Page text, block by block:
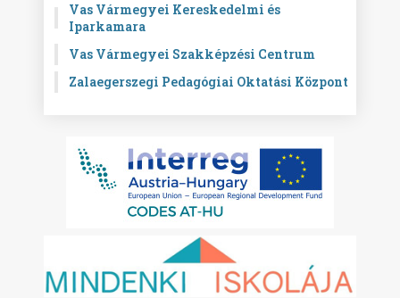
Vas Vármegyei Kereskedelmi és
Iparkamara
Vas Vármegyei Szakképzési Centrum
Zalaegerszegi Pedagógiai Oktatási Központ